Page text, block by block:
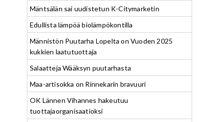
Mäntsälän sai uudistetun K-Citymarketin
Edullista lämpöä biolämpökontilla
Männistön Puutarha Lopelta on Vuoden 2025
kukkien laatutuottaja
Salaatteja Wääksyn puutarhasta
Maa-artisokka on Rinnekarin bravuuri
OK Lännen Vihannes hakeutuu
tuottajaorganisaatioksi